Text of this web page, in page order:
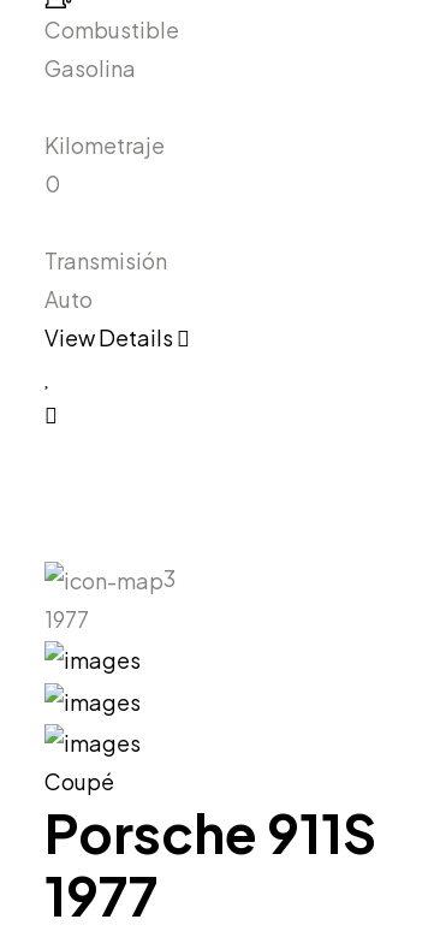
Combustible
Gasolina
Kilometraje
0
Transmisión
Auto
View Details
3
1977
Coupé
Porsche 911S
1977